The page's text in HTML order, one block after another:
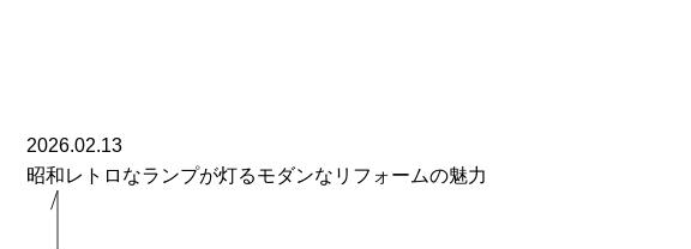
2026.02.13
昭和レトロなランプが灯るモダンなリフォームの魅力